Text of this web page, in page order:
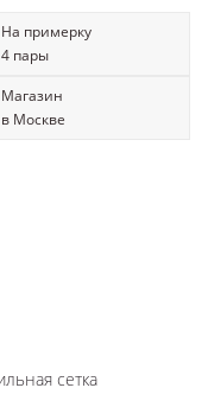
На примерку
4 пары
Магазин
в Москве
сетка